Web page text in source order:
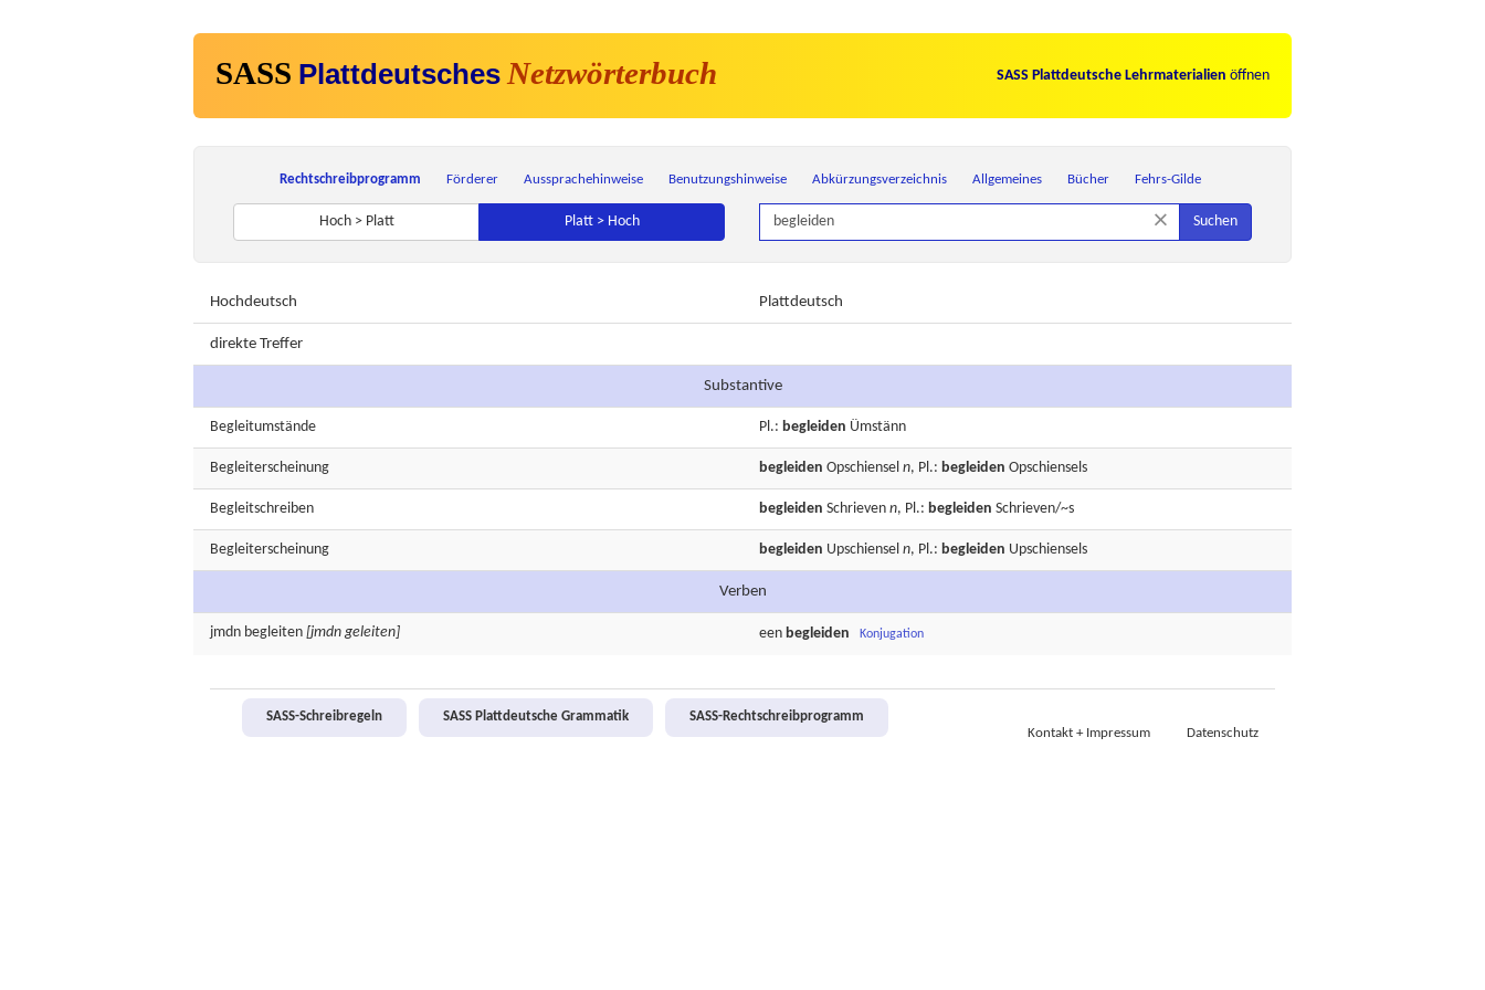
SASS Plattdeutsches Netzwörterbuch SASS Plattdeutsche Lehrmaterialien öffnen
Rechtschreibprogramm Förderer Aussprachehinweise Benutzungshinweise Abkürzungsverzeichnis Allgemeines Bücher Fehrs-Gilde
Hoch > Platt Platt > Hoch × Suchen
Hochdeutsch Plattdeutsch
direkte Treffer
Substantive
Begleitumstände Pl.: begleiden Ümstänn
Begleiterscheinung begleiden Opschiensel n, Pl.: begleiden Opschiensels
Begleitschreiben begleiden Schrieven n, Pl.: begleiden Schrieven/~s
Begleiterscheinung begleiden Upschiensel n, Pl.: begleiden Upschiensels
Verben
jmdn begleiten [jmdn geleiten] een begleiden Konjugation
SASS-Schreibregeln SASS Plattdeutsche Grammatik
SASS-Rechtschreibprogramm
Kontakt + Impressum
Datenschutz